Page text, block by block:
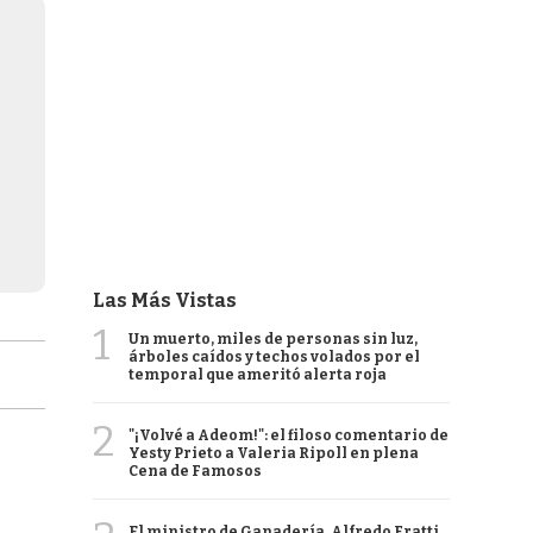
Las Más Vistas
1
Un muerto, miles de personas sin luz,
árboles caídos y techos volados por el
temporal que ameritó alerta roja
2
"¡Volvé a Adeom!": el filoso comentario de
Yesty Prieto a Valeria Ripoll en plena
Cena de Famosos